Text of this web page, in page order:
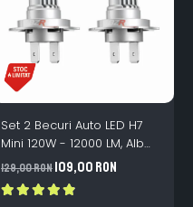
Set 2 Becuri Auto LED H7
Mini 120W - 12000 LM, Alb
Rece 6500K, Canbus
Integrat + Ventilator Răcire,
Plug & Play, 12-18V
129,00 RON109,00 RON